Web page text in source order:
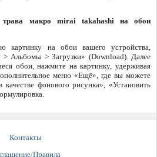
трава макро mirai takahashi на обои
картинку на обои вашего устройства,
> Альбомы > Загрузки» (Download). Далее
обои, нажмите на картинку, удерживая
меню «Ещё», где вы можете
фонового рисунка», «Установить
Контакты
Правила